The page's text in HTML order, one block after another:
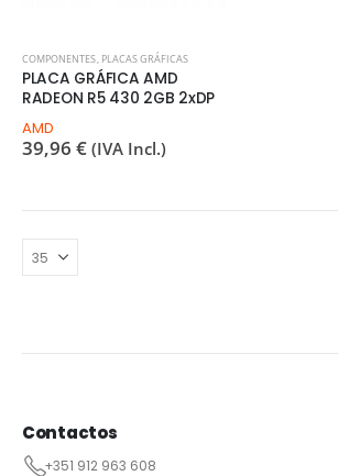
COMPONENTES PLACAS GRÁFICAS
PLACA GRÁFICA AMD
RADEON R5 430 2GB 2xDP
AMD
39,96 € (IVA Incl.)
Contactos
+351 912 963 608